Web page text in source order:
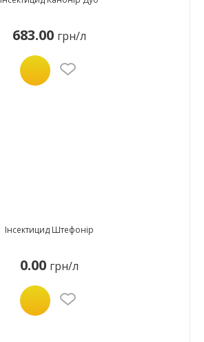
683.00 грн/л
Інсектицид Штефонір
0.00 грн/л